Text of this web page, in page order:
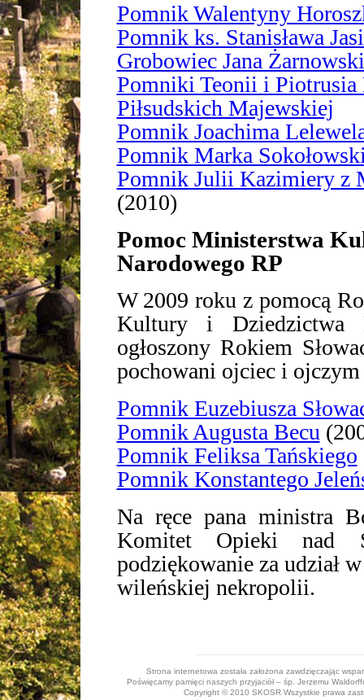
Pomnik Walentyny
Pomnik ks. Stanisława
Grobowiec Jana
Pomniki Teonii i
Piłsudskich Majewskiej
Pomnik Joachima
Pomnik Marka
Pomnik Julii Kazimiery z
(2010)
Pomoc Ministerstwa
Narodowego RP
W 2009 roku z pomocą
Kultury i Dziedzictwa
ogłoszony Rokiem
pochowani ojciec i ojczym
Pomnik Euzebiusza
Pomnik Augusta Becu
Pomnik Feliksa Tańskiego
Pomnik Konstantego
Na ręce pana ministra
Komitet Opieki nad
podziękowanie za udział
wileńskiej nekropolii.
Strona internetowa została założona zawdzięczając
Poświęcamy pamięci naszych przyjaciół – śp. Jerzemu
Copyright © 2010 SKOSR Wszystkie prawa